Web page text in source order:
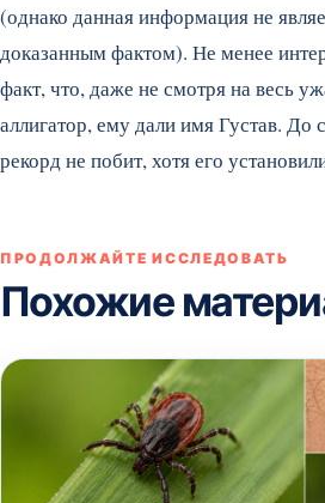
(однако данная информация не
доказанным фактом). Не менее
факт, что, даже не смотря на весь
аллигатор, ему дали имя Густав. До
рекорд не побит, хотя его
ПРОДОЛЖАЙТЕ ИССЛЕДОВАТЬ
Похожие